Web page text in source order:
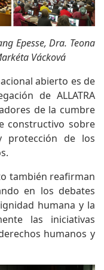
Epesse, Dra. Teona
Vácková
abierto es de
de ALLATRA
de la cumbre
constructivo sobre
protección de los
también reafirman
en los debates
humana y la
las iniciativas
humanos y